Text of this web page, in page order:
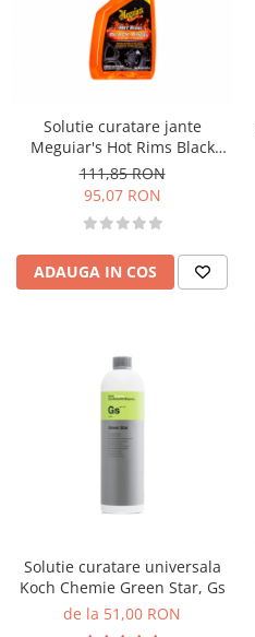
Solutie curatare jante
Meguiar's Hot Rims Black
Wheel Cleaner, 710ml
111,85 RON
95,07 RON
ADAUGA IN COS
Solutie curatare universala
Koch Chemie Green Star, Gs
de la 51,00 RON